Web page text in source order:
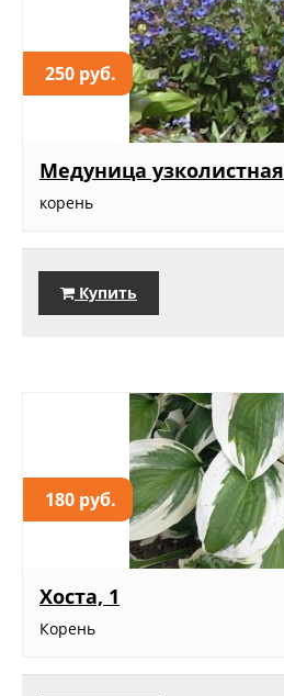
250 руб.
Медуница узколистная
корень
Купить
180 руб.
Хоста, 1
Корень